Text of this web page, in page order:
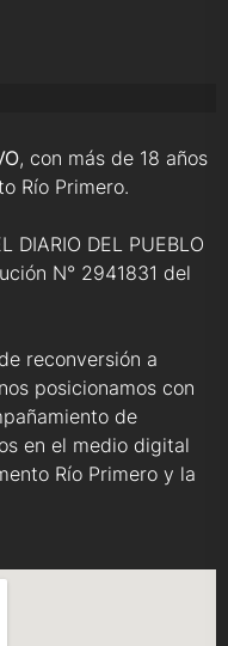
, con más de 18 años
Río Primero.
DIARIO DEL PUEBLO
N° 2941831 del
reconversión a
posicionamos con
de
en el medio digital
Río Primero y la